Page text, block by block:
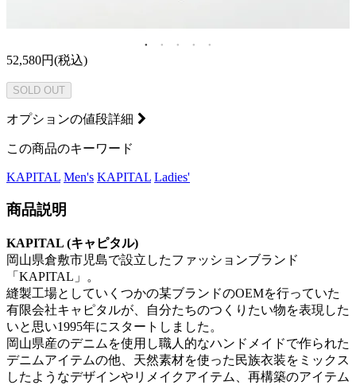
52,580円(税込)
SOLD OUT
オプションの値段詳細
この商品のキーワード
KAPITAL Men's KAPITAL Ladies'
商品説明
KAPITAL (キャピタル)
岡山県倉敷市児島で設立したファッションブランド
「KAPITAL」。
縫製工場としていくつかの某ブランドのOEMを行っていた
有限会社キャピタルが、自分たちのつくりたい物を表現した
いと思い1995年にスタートしました。
岡山県産のデニムを使用し職人的なハンドメイドで作られた
デニムアイテムの他、天然素材を使った民族衣装をミックス
したようなデザインやリメイクアイテム、再構築のアイテム